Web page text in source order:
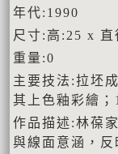
年代:1990
尺寸:高:25 x 直
重量:0
主要技法:拉坯
其上色釉彩繪
作品描述:林葆
與線面意涵，